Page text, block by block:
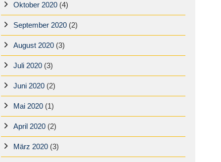
Oktober 2020(4)
September 2020(2)
August 2020(3)
Juli 2020(3)
Juni 2020(2)
Mai 2020(1)
April 2020(2)
März 2020(3)